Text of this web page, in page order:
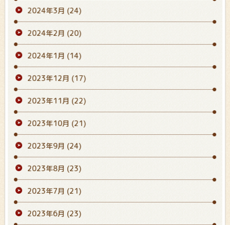
2024年3月 (24)
2024年2月 (20)
2024年1月 (14)
2023年12月 (17)
2023年11月 (22)
2023年10月 (21)
2023年9月 (24)
2023年8月 (23)
2023年7月 (21)
2023年6月 (23)